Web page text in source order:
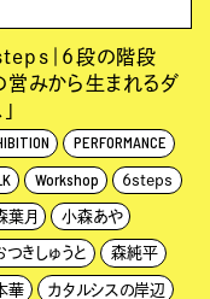
｜6段の階段
営みから生まれるダ
PERFORMANCE
Workshop 6steps
葉月 小森あや
つきしゅうと 森純平
華 カタルシスの岸辺